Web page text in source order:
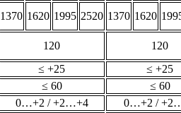
1370 1620 1995 2520 1370 1620
120
120
≤ +25
≤ +25
≤ 60
≤ 60
0…+2 / +2…+4
0…+2 /